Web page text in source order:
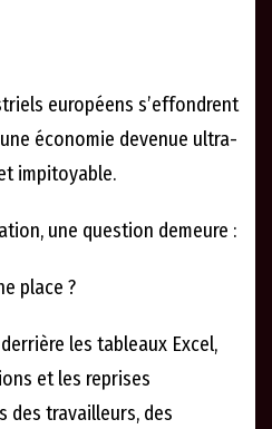
européens s’effondrent
économie devenue ultra-
impitoyable.
une question demeure :
place ?
les tableaux Excel,
et les reprises
des travailleurs, des